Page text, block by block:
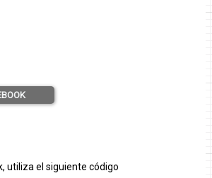
utiliza el siguiente código